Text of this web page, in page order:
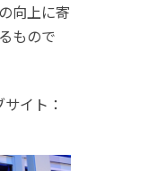
向上に寄
もので
イト：